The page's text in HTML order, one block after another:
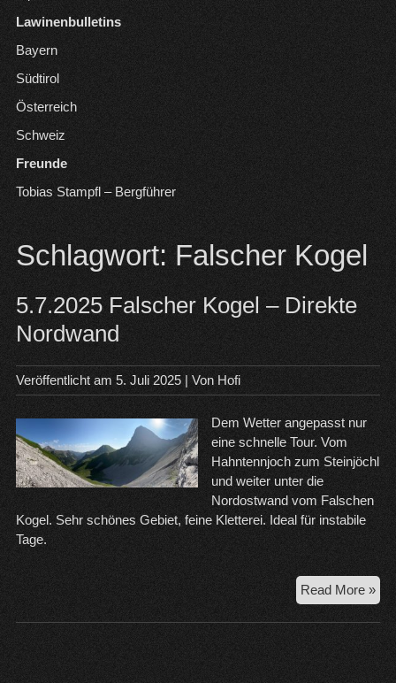
Lawinenbulletins
Bayern
Südtirol
Österreich
Schweiz
Freunde
Tobias Stampfl – Bergführer
Schlagwort: Falscher Kogel
5.7.2025 Falscher Kogel – Direkte
Nordwand
Veröffentlicht am 5. Juli 2025| Von Hofi
Dem Wetter angepasst nur
eine schnelle Tour. Vom
Hahntennjoch zum Steinjöchl
und weiter unter die
Nordostwand vom Falschen
Kogel. Sehr schönes Gebiet, feine Kletterei. Ideal für instabile
Tage.
Read More »